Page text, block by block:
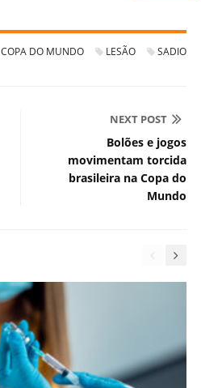
COPA DO MUNDO LESÃO
SADIO
NEXT POST
Bolões e jogos
movimentam torcida
brasileira na Copa do
Mundo